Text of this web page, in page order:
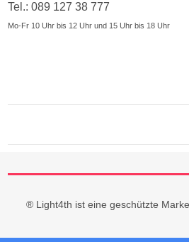
Tel.: 089 127 38 777
Mo-Fr 10 Uhr bis 12 Uhr und 15 Uhr bis 18 Uhr
® Light4th ist eine geschützte